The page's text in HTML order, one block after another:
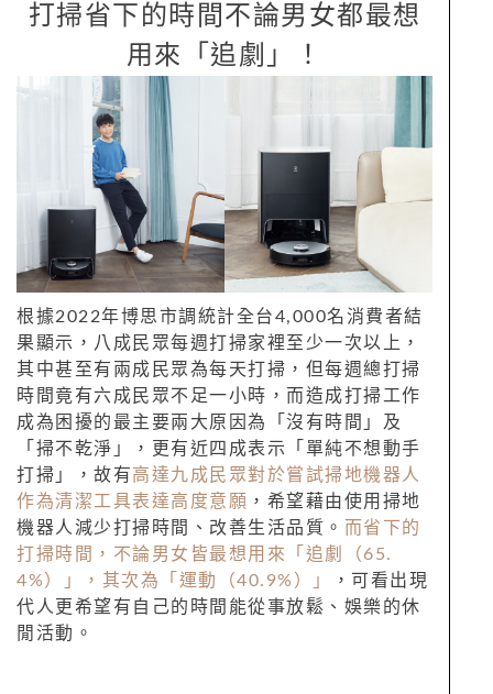
打掃省下的時間不論男女都最想
用來「追劇」！
根據2022年博思市調統計全台4,000名消費者結
果顯示，八成民眾每週打掃家裡至少一次以上，
其中甚至有兩成民眾為每天打掃，但每週總打掃
時間竟有六成民眾不足一小時，而造成打掃工作
成為困擾的最主要兩大原因為「沒有時間」及
「掃不乾淨」，更有近四成表示「單純不想動手
打掃」，故有高達九成民眾對於嘗試掃地機器人
作為清潔工具表達高度意願 ，希望藉由使用掃地
機器人減少打掃時間、改善生活品質。 而省下的
打掃時間，不論男女皆最想用來「追劇（65.
4%）」，其次為「運動（40.9%）」
，可看出現
代人更希望有自己的時間能從事放鬆、娛樂的休
閒活動。